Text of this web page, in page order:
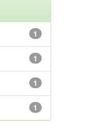
1
1
1
1